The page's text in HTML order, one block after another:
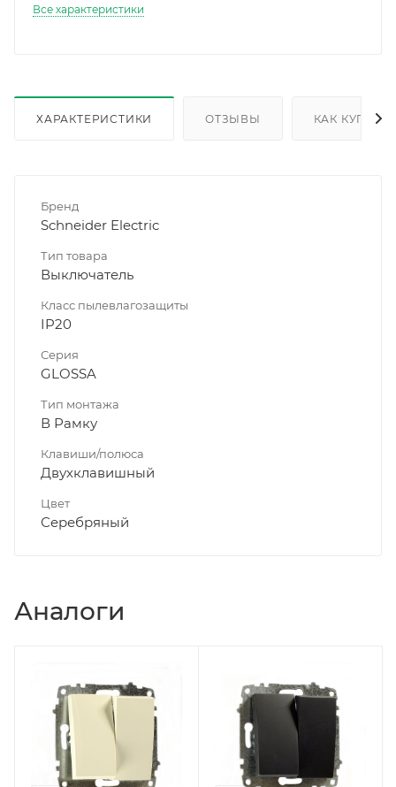
Все характеристики
ХАРАКТЕРИСТИКИ ОТЗЫВЫ КАК КУПИТЬ
Бренд
Schneider Electric
Тип товара
Выключатель
Класс пылевлагозащиты
IP20
Серия
GLOSSA
Тип монтажа
В Рамку
Клавиши/полюса
Двухклавишный
Цвет
Серебряный
Аналоги